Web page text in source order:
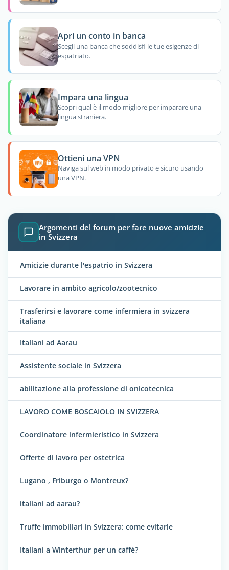
Apri un conto in banca
Scegli una banca che soddisfi le tue esigenze di
espatriato.
Impara una lingua
Scopri qual è il modo migliore per imparare una
lingua straniera.
Ottieni una VPN
Naviga sul web in modo privato e sicuro usando
una VPN.
Argomenti del forum per fare nuove amicizie
in Svizzera
Amicizie durante l'espatrio in Svizzera
Lavorare in ambito agricolo/zootecnico
Trasferirsi e lavorare come infermiera in svizzera
italiana
Italiani ad Aarau
Assistente sociale in Svizzera
abilitazione alla professione di onicotecnica
LAVORO COME BOSCAIOLO IN SVIZZERA
Coordinatore infermieristico in Svizzera
Offerte di lavoro per ostetrica
Lugano , Friburgo o Montreux?
italiani ad aarau?
Truffe immobiliari in Svizzera: come evitarle
Italiani a Winterthur per un caffè?